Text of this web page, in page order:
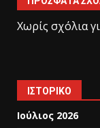
Χωρίς σχόλια
ΙΣΤΟΡΙΚΌ
Ιούλιος 2026